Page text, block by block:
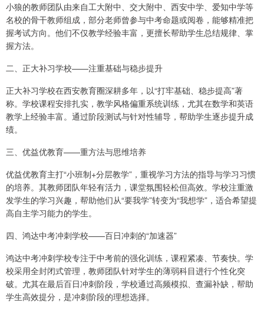
小狼的教师团队由来自工大附中、交大附中、西安中学、爱知中学等
名校的骨干教师组成，部分老师曾参与中考命题或阅卷，能够精准把
握考试方向。他们不仅教学经验丰富，更擅长帮助学生总结规律、掌
握方法。
二、正大补习学校——注重基础与稳步提升
正大补习学校在西安教育圈深耕多年，以“打牢基础、稳步提高”著
称。学校课程安排扎实，教学风格偏重系统训练，尤其在数学和英语
教学上经验丰富。通过阶段测试与针对性辅导，帮助学生逐步提升成
绩。
三、优益优教育——重方法与思维培养
优益优教育主打“小班制+分层教学”，重视学习方法的指导与学习习惯
的培养。其教师团队年轻有活力，课堂氛围轻松但高效。学校注重激
发学生的学习兴趣，帮助他们从“要我学”转变为“我想学”，适合希望提
高自主学习能力的学生。
四、鸿达中考冲刺学校——百日冲刺的“加速器”
鸿达中考冲刺学校专注于中考前的强化训练，课程紧凑、节奏快。学
校采用全封闭式管理，教师团队针对学生的薄弱科目进行个性化突
破。尤其在最后百日冲刺阶段，学校通过高频模拟、查漏补缺，帮助
学生高效提分，是冲刺阶段的理想选择。